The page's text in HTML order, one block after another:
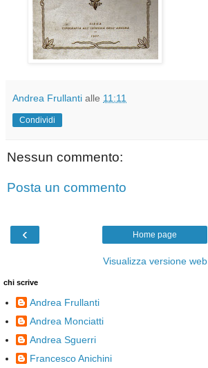
Andrea Frullanti alle 11:11
Condividi
Nessun commento:
Posta un commento
‹ Home page
Visualizza versione web
chi scrive
Andrea Frullanti
Andrea Monciatti
Andrea Sguerri
Francesco Anichini